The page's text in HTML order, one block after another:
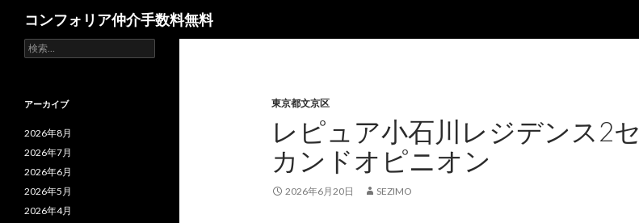
コンフォリア仲介手数料無料
東京都文京区
レピュア小石川レジデンス2セ
カンドオピニオン
2026年6月20日 SEZIMO
検
索:
アーカイブ
2026年8月
2026年7月
2026年6月
2026年5月
2026年4月